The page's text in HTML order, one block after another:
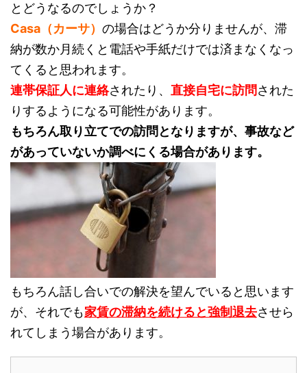
とどうなるのでしょうか？
Casa（カーサ） の場合はどうか分りませんが、滞
納が数か月続くと電話や手紙だけでは済まなくなっ
てくると思われます。
連帯保証人に連絡されたり、 直接自宅に訪問された
りするようになる可能性があります。
もちろん取り立てでの訪問となりますが、事故など
があっていないか調べにくる場合があります。
もちろん話し合いでの解決を望んでいると思います
が、それでも家賃の滞納を続けると強制退去させら
れてしまう場合があります。